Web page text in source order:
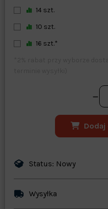
14 szt.
10 szt.
16 szt.*
Dodaj
Status: Nowy
Wysyłka